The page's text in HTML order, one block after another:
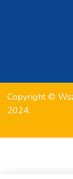
Copyright ©
2024.